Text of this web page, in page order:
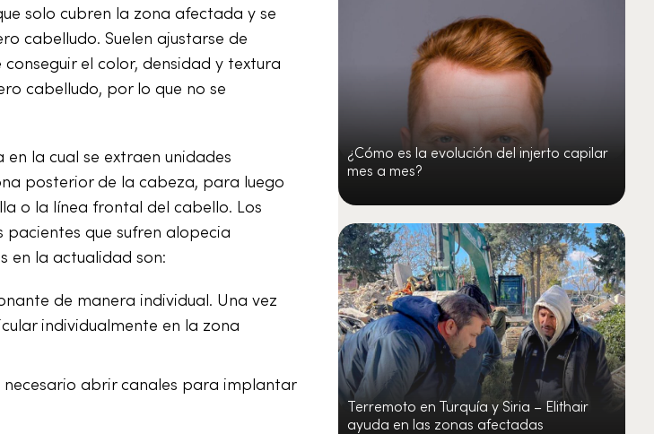
solo cubren la zona afectada y se
cabelludo. Suelen ajustarse de
el color, densidad y textura
cabelludo, por lo que no se
la cual se extraen unidades
posterior de la cabeza, para luego
o la línea frontal del cabello. Los
pacientes que sufren alopecia
en la actualidad son:
de manera individual. Una vez
individualmente en la zona
abrir canales para implantar
¿Cómo es la evolución del injerto capilar
mes a mes?
Terremoto en Turquía y Siria – Elithair
ayuda en las zonas afectadas